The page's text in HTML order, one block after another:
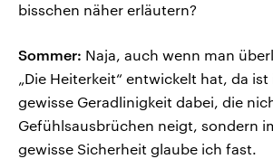
bisschen näher erläutern?
Sommer: Naja, auch wenn man
„Die Heiterkeit“ entwickelt hat, da
gewisse Geradlinigkeit dabei, die
Gefühlsausbrüchen neigt, sondern
gewisse Sicherheit glaube ich fast.